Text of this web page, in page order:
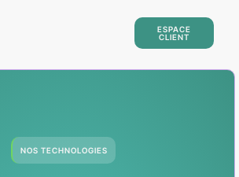
TARIFS BLOG
ESPACE
CLIENT
NOS TECHNOLOGIES